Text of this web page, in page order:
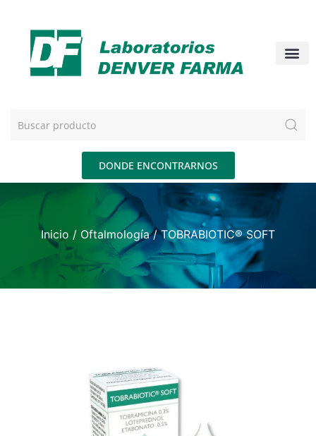
DONDE ENCONTRARNOS
Inicio/ Oftalmología/ TOBRABIOTIC® SOFT